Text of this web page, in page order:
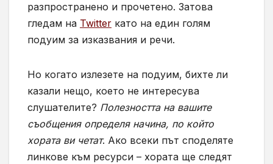
разпространено и прочетено. Затова
гледам на Twitter като на един голям
подуим за изказвания и речи.
Но когато излезете на подуим, бихте ли
казали нещо, което не интересува
слушателите? Полезността на вашите
съобщения определя начина, по който
хората ви четат. Ако всеки път споделяте
линкове към ресурси – хората ще следят